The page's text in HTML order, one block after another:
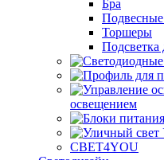
Бра
Подвесные
Торшеры
Подсветка
освещением
СВЕТ4YOU